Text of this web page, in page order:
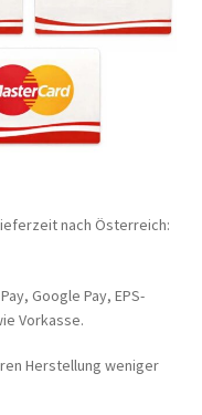
nach Österreich:
Google Pay, EPS-
Vorkasse.
Herstellung weniger